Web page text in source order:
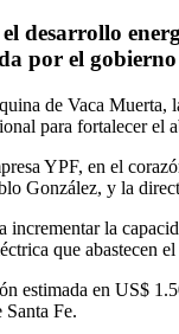
por el
de Vaca
para fortalecer
YPF, en el
González, y la
la
que abastecen
estimada en US$
Santa Fe.